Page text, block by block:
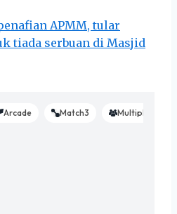
APMM, tular
tiada serbuan di Masjid